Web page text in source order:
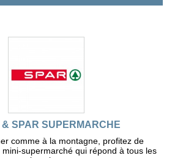
SPAR SUPERMARCHE
comme à la montagne, profitez de
supermarché qui répond à tous les